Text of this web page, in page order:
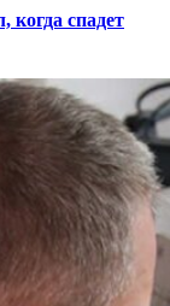
когда спадет